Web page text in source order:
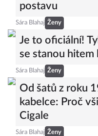
postavu
Sára Blahaj Ženy
Je to oficiální!
se stanou hitem
Sára Blahaj Ženy
Od šatů z roku
kabelce: Proč
Cigale
Sára Blahaj Ženy